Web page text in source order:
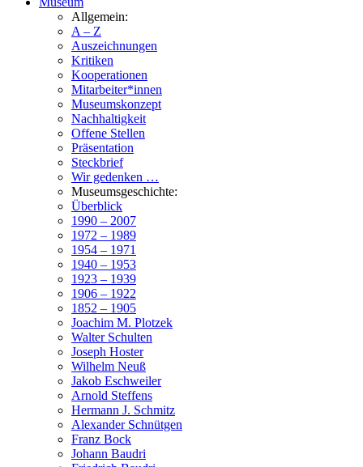
Allgemein:
A – Z
Auszeichnungen
Kritiken
Kooperationen
Mitarbeiter*innen
Museumskonzept
Nachhaltigkeit
Offene Stellen
Präsentation
Steckbrief
Wir gedenken …
Museumsgeschichte:
Überblick
1990 – 2007
1972 – 1989
1954 – 1971
1940 – 1953
1923 – 1939
1906 – 1922
1852 – 1905
Joachim M. Plotzek
Walter Schulten
Joseph Hoster
Wilhelm Neuß
Jakob Eschweiler
Arnold Steffens
Hermann J. Schmitz
Alexander Schnütgen
Franz Bock
Johann Baudri